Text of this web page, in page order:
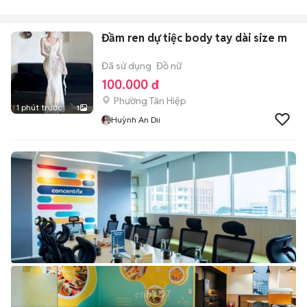
1 phút trước 1
Đầm ren dự tiệc body tay dài size m
Đã sử dụng Đồ nữ
100.000 đ
Phường Tân Hiệp
Huỳnh An Dii